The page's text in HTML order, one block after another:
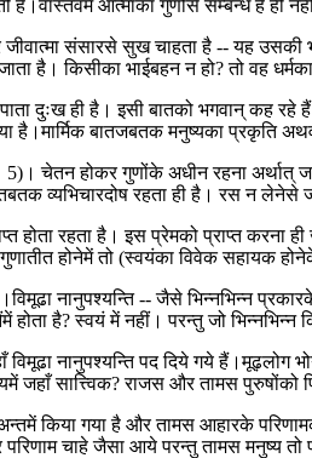
हैं।वास्तवमें आत्माका गुणोंसे सम्बन्ध है ही
संसारसे सुख चाहता है -- यह
है। किसीका भाईबहन न हो? तो वह
दुःख ही है। इसी बातको भगवान् कह
है।मार्मिक बातजबतक मनुष्यका प्रकृति
चेतन होकर गुणोंके अधीन रहना अर्थात्
रहता ही है। रस न लेनेसे जब
होता रहता है। इस प्रेमको प्राप्त
होनेमें तो (स्वयंका विवेक सहायक
नानुपश्यन्ति -- जैसे भिन्नभिन्न
होता है? स्वयं में नहीं। परन्तु जो
नानुपश्यन्ति पद दिये गये हैं।मूढ़लोग
सात्त्विक? राजस और तामस पुरुषोंको
किया गया है और तामस आहारके
चाहे जैसा आये परन्तु तामस मनुष्य तो